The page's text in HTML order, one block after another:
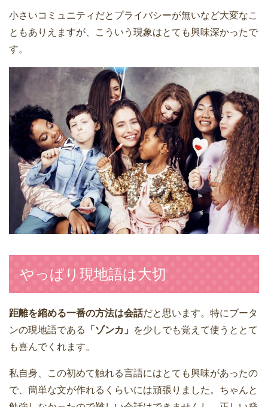
小さいコミュニティだとプライバシーが無いなど大変なこ
ともありえますが、こういう現象はとても興味深かったで
す。
やっぱり現地語は大切
距離を縮める一番の方法は会話だと思います。特にブータ
ンの現地語である
「ゾンカ」 を少しでも覚えて使うととて
も喜んでくれます。
私自身、この初めて触れる言語にはとても興味があったの
で、簡単な文が作れるくらいには頑張りました。ちゃんと